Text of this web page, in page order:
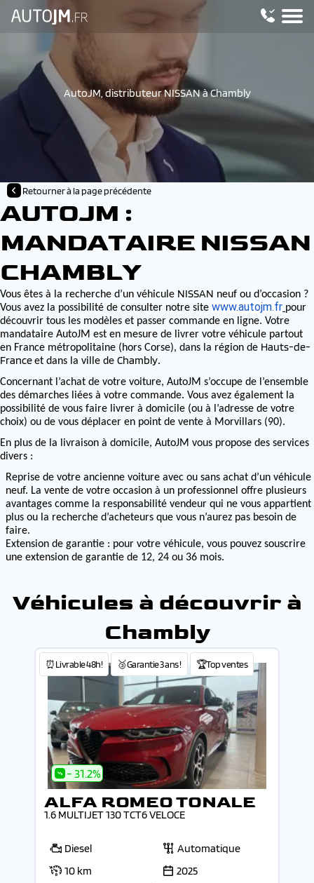
AutoJM, distributeur NISSAN à Chambly
Retourner à la page précédente
AUTOJM :
MANDATAIRE NISSAN
CHAMBLY
Vous êtes à la recherche d’un véhicule NISSAN neuf ou d’occasion ?
Vous avez la possibilité de consulter notre site www.autojm.fr pour
découvrir tous les modèles et passer commande en ligne. Votre
mandataire AutoJM est en mesure de livrer votre véhicule partout
en France métropolitaine (hors Corse), dans la région de Hauts-de-
Franceet dans la ville de Chambly.
Concernant l’achat de votre voiture, AutoJM s’occupe de l’ensemble
des démarches liées à votre commande. Vous avez également la
possibilité de vous faire livrer à domicile (ou à l’adresse de votre
choix) ou de vous déplacer en point de vente à Morvillars (90).
En plus de la livraison à domicile, AutoJM vous propose des services
divers :
Reprise de votre ancienne voiture avec ou sans achat d’un véhicule
neuf. La vente de votre occasion à un professionnel offre plusieurs
avantages comme la responsabilité vendeur qui ne vous appartient
plus ou la recherche d’acheteurs que vous n’aurez pas besoin de
faire.
Extension de garantie : pour votre véhicule, vous pouvez souscrire
une extension de garantie de 12, 24 ou 36 mois.
Véhicules à découvrir à
Chambly
⏰Livrable 48h! 🥉Garantie 3 ans ! 🏆Top ventes
- 31.2%
ALFA ROMEO TONALE
1.6 MULTIJET 130 TCT6 VELOCE
Diesel
Automatique
10 km
2025